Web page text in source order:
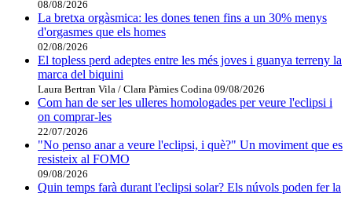
08/08/2026
La bretxa orgàsmica: les dones tenen fins a un 30% menys
d'orgasmes que els homes
02/08/2026
El topless perd adeptes entre les més joves i guanya terreny la
marca del biquini
Laura Bertran Vila / Clara Pàmies Codina 09/08/2026
Com han de ser les ulleres homologades per veure l'eclipsi i
on comprar-les
22/07/2026
"No penso anar a veure l'eclipsi, i què?" Un moviment que es
resisteix al FOMO
09/08/2026
Quin temps farà durant l'eclipsi solar? Els núvols poden fer la